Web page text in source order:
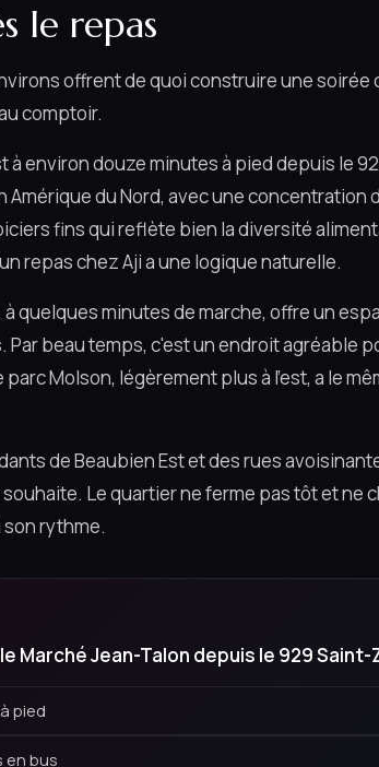
le repas
offrent de quoi construire une soirée
comptoir.
à environ douze minutes à pied depuis le
du Nord, avec une concentration
fins qui reflète bien la diversité
repas chez Aji a une logique naturelle.
à quelques minutes de marche, offre un
beau temps, c'est un endroit agréable
Molson, légèrement plus à l'est, a le
de Beaubien Est et des rues
Le quartier ne ferme pas tôt et ne
son rythme.
Marché Jean-Talon depuis le 929 Saint-
pied
en bus